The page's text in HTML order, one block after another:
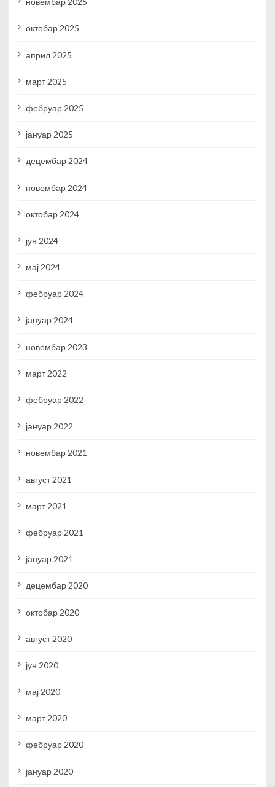
октобар 2025
април 2025
март 2025
фебруар 2025
јануар 2025
децембар 2024
новембар 2024
октобар 2024
јун 2024
мај 2024
фебруар 2024
јануар 2024
новембар 2023
март 2022
фебруар 2022
јануар 2022
новембар 2021
август 2021
март 2021
фебруар 2021
јануар 2021
децембар 2020
октобар 2020
август 2020
јун 2020
мај 2020
март 2020
фебруар 2020
јануар 2020